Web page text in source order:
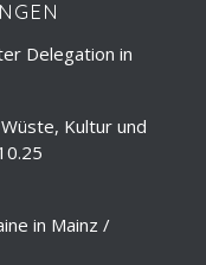
Delegation in
Kultur und
in Mainz /